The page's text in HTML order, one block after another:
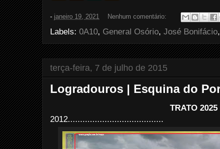
b
o
o
k
t
e
r
e
s
t
e
- janeiro 19, 2021 Nenhum comentário:
Labels: 0A10, General Osório, José Bonifácio
terça-feira, 7 de julho de 2015
Logradouros | Esquina do
TRATO 2025
2012.......................................